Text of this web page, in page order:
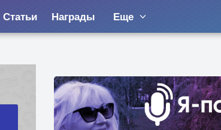
Статьи Награды Еще